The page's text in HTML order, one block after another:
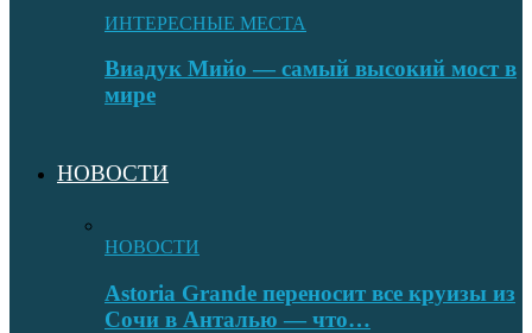
ИНТЕРЕСНЫЕ МЕСТА
Виадук Мийо — самый высокий мост в
мире
НОВОСТИ
НОВОСТИ
Astoria Grande переносит все круизы из
Сочи в Анталью — что…